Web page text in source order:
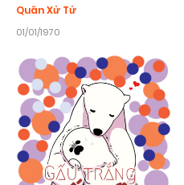
Quân Xử Tử
01/01/1970